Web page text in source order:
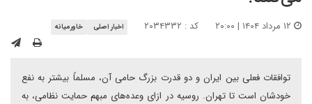
کد : ۲۰۳۴۳۳۲ اخبار اصلی خاورمیانه
توافقات فعلی بین ایران و دو قدرت بزرگ حامی آن، مسلماً بیشتر به نفع
خودشان است تا تهران. روسیه در ازای وعده‌های مبهم حمایت نظامی، به